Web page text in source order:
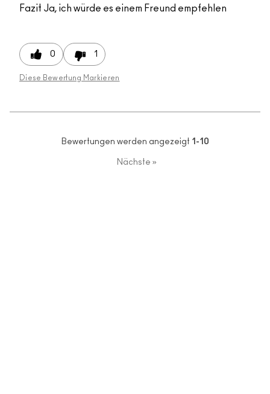
Fazit Ja, ich würde es einem Freund empfehlen
0 1
Diese Bewertung Markieren
Bewertungen werden angezeigt 1-10
Nächste »